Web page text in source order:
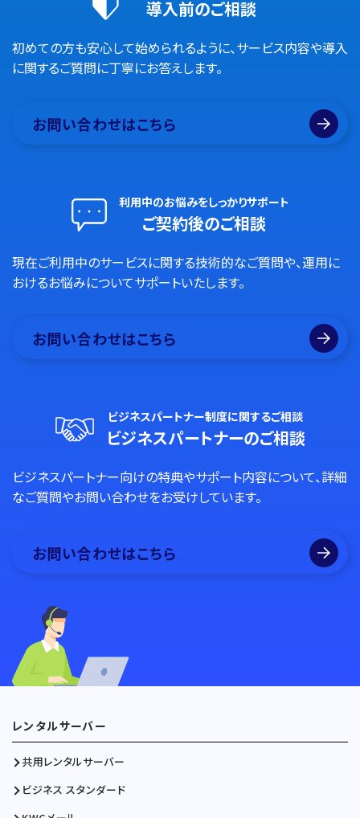
導入前のご相談
初めての方も安心して始められるように、サービス内容や導入
に関するご質問に丁寧にお答えします。
お問い合わせはこちら
利用中のお悩みをしっかりサポート
ご契約後のご相談
現在ご利用中のサービスに関する技術的なご質問や、運用に
おけるお悩みについてサポートいたします。
お問い合わせはこちら
ビジネスパートナー制度に関するご相談
ビジネスパートナーのご相談
ビジネスパートナー向けの特典やサポート内容について、詳細
なご質問やお問い合わせをお受けしています。
お問い合わせはこちら
レンタルサーバー
共用レンタルサーバー
ビジネス スタンダード